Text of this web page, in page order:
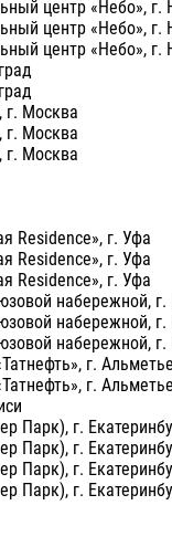
центр «Небо»,
центр «Небо»,
центр «Небо»,
Москва
Москва
Москва
Residence», г. Уфа
Residence», г. Уфа
Residence», г. Уфа
набережной,
набережной,
набережной,
г.
г.
Парк), г.
Парк), г.
Парк), г.
Парк), г.